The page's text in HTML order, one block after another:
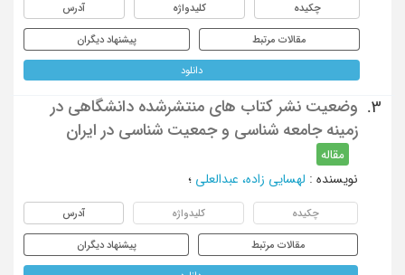
چکیده کلیدواژه آدرس
مقالات مرتبط پیشنهاد دیگران
دانلود
3.
وضعیت نشر کتاب های منتشرشده دانشگاهی در
زمینه جامعه شناسی و جمعیت شناسی در ایران
مقاله
نویسنده : لهسایی زاده، عبدالعلی ؛
چکیده کلیدواژه آدرس
مقالات مرتبط پیشنهاد دیگران